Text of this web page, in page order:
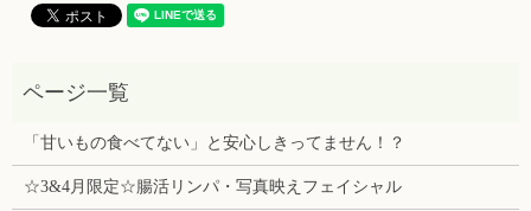
「甘いもの食べてない」と安心しきってません！？
☆3&4月限定☆腸活リンパ・写真映えフェイシャル